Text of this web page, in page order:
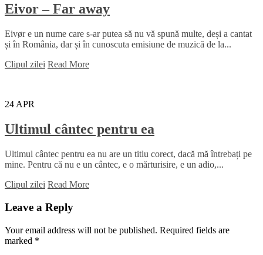
Eivor – Far away
Eivør e un nume care s-ar putea să nu vă spună multe, deși a cantat
și în România, dar și în cunoscuta emisiune de muzică de la...
Clipul zilei Read More
24 APR
Ultimul cântec pentru ea
Ultimul cântec pentru ea nu are un titlu corect, dacă mă întrebați pe
mine. Pentru că nu e un cântec, e o mărturisire, e un adio,...
Clipul zilei Read More
Leave a Reply
Your email address will not be published. Required fields are
marked *